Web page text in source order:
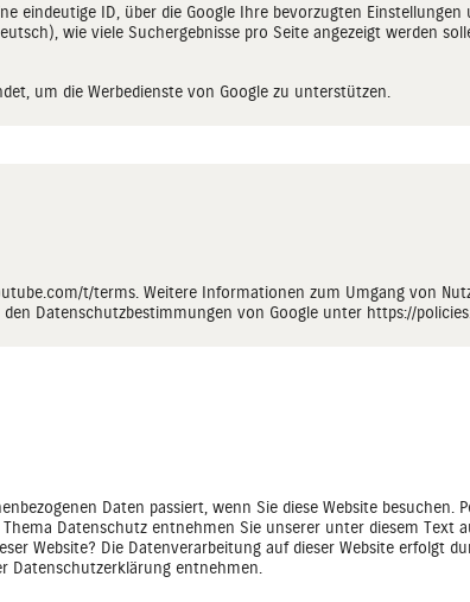
eindeutige ID, über die Google Ihre bevorzugten
wie viele Suchergebnisse pro Seite angezeigt werden
um die Werbedienste von Google zu unterstützen.
t/terms. Weitere Informationen zum Umgang von
Datenschutzbestimmungen von Google unter https://
Daten passiert, wenn Sie diese Website besuchen.
Datenschutz entnehmen Sie unserer unter diesem Text
Website? Die Datenverarbeitung auf dieser Website erfolgt
Datenschutzerklärung entnehmen.